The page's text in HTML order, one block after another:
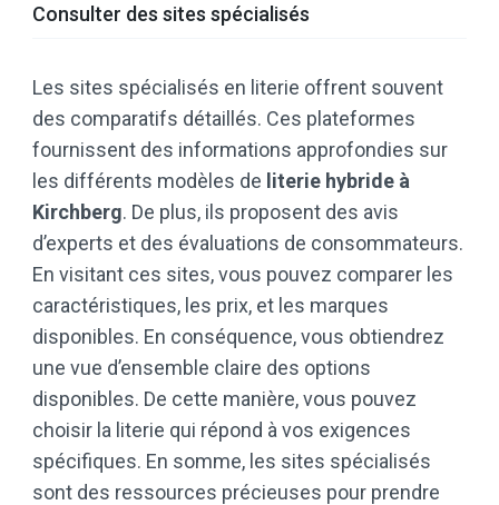
Consulter des sites spécialisés
Les sites spécialisés en literie offrent souvent
des comparatifs détaillés. Ces plateformes
fournissent des informations approfondies sur
les différents modèles de literie hybride à
Kirchberg. De plus, ils proposent des avis
d’experts et des évaluations de consommateurs.
En visitant ces sites, vous pouvez comparer les
caractéristiques, les prix, et les marques
disponibles. En conséquence, vous obtiendrez
une vue d’ensemble claire des options
disponibles. De cette manière, vous pouvez
choisir la literie qui répond à vos exigences
spécifiques. En somme, les sites spécialisés
sont des ressources précieuses pour prendre